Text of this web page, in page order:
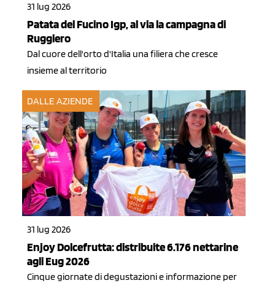
31 lug 2026
Patata del Fucino Igp, al via la campagna di
Ruggiero
Dal cuore dell'orto d'Italia una filiera che cresce
insieme al territorio
DALLE AZIENDE
31 lug 2026
Enjoy Dolcefrutta: distribuite 6.176 nettarine
agli Eug 2026
Cinque giornate di degustazioni e informazione per